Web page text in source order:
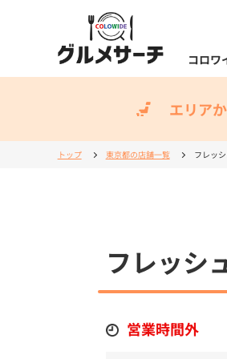
コロワ
エリア
トップ 東京都の店舗一覧 フレッ
フレッシ
営業時間外